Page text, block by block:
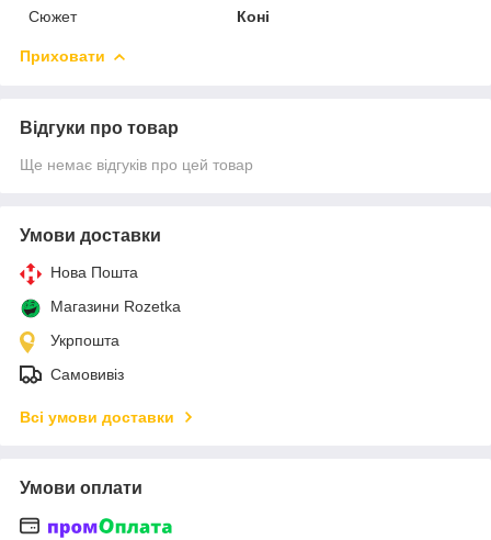
Сюжет
Коні
Приховати
Відгуки про товар
Ще немає відгуків про цей товар
Умови доставки
Нова Пошта
Магазини Rozetka
Укрпошта
Самовивіз
Всі умови доставки
Умови оплати